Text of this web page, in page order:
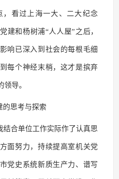
，看过上海一大、二大纪念
建和杨树浦“人人屋”之后，
响已深入到社会的每根毛细
每个神经末梢，这才是摈弃
导。
的思考与探索
结合单位工作实际作了认真思
面努力，持续提高室机关党
党史系统新质生产力、谱写